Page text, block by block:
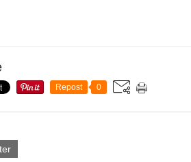
Repost 0